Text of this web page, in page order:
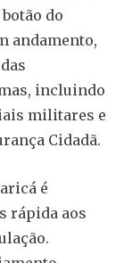
do
andamento,
incluindo
militares e
Cidadã.
é
rápida aos